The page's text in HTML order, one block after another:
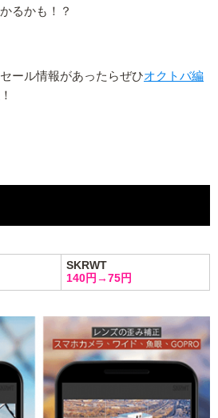
るかも！？
ール情報があったらぜひオクトバ編
SKRWT
140円→75円